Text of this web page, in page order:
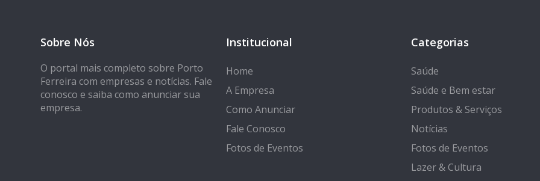
Sobre Nós
O portal mais completo sobre Porto
Ferreira com empresas e notícias. Fale
conosco e saiba como anunciar sua
empresa.
Institucional
Home
A Empresa
Como Anunciar
Fale Conosco
Fotos de Eventos
Categorias
Saúde
Saúde e Bem estar
Produtos & Serviços
Notícias
Fotos de Eventos
Lazer & Cultura